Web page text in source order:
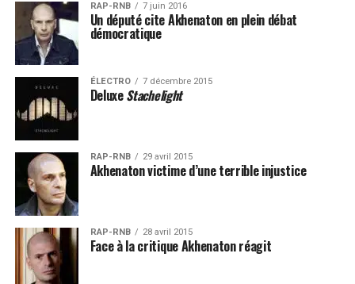
RAP-RNB 7 juin 2016
Un député cite Akhenaton en plein débat
démocratique
ÉLECTRO 7 décembre 2015
DeluxeStachelight
RAP-RNB 29 avril 2015
Akhenaton victime d’une terrible injustice
RAP-RNB 28 avril 2015
Face à la critique Akhenaton réagit